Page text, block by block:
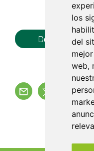
los
del
web,
Documento Pdf